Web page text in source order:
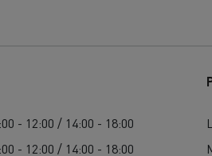
- 12:00 / 14:00 - 18:00
- 12:00 / 14:00 - 18:00